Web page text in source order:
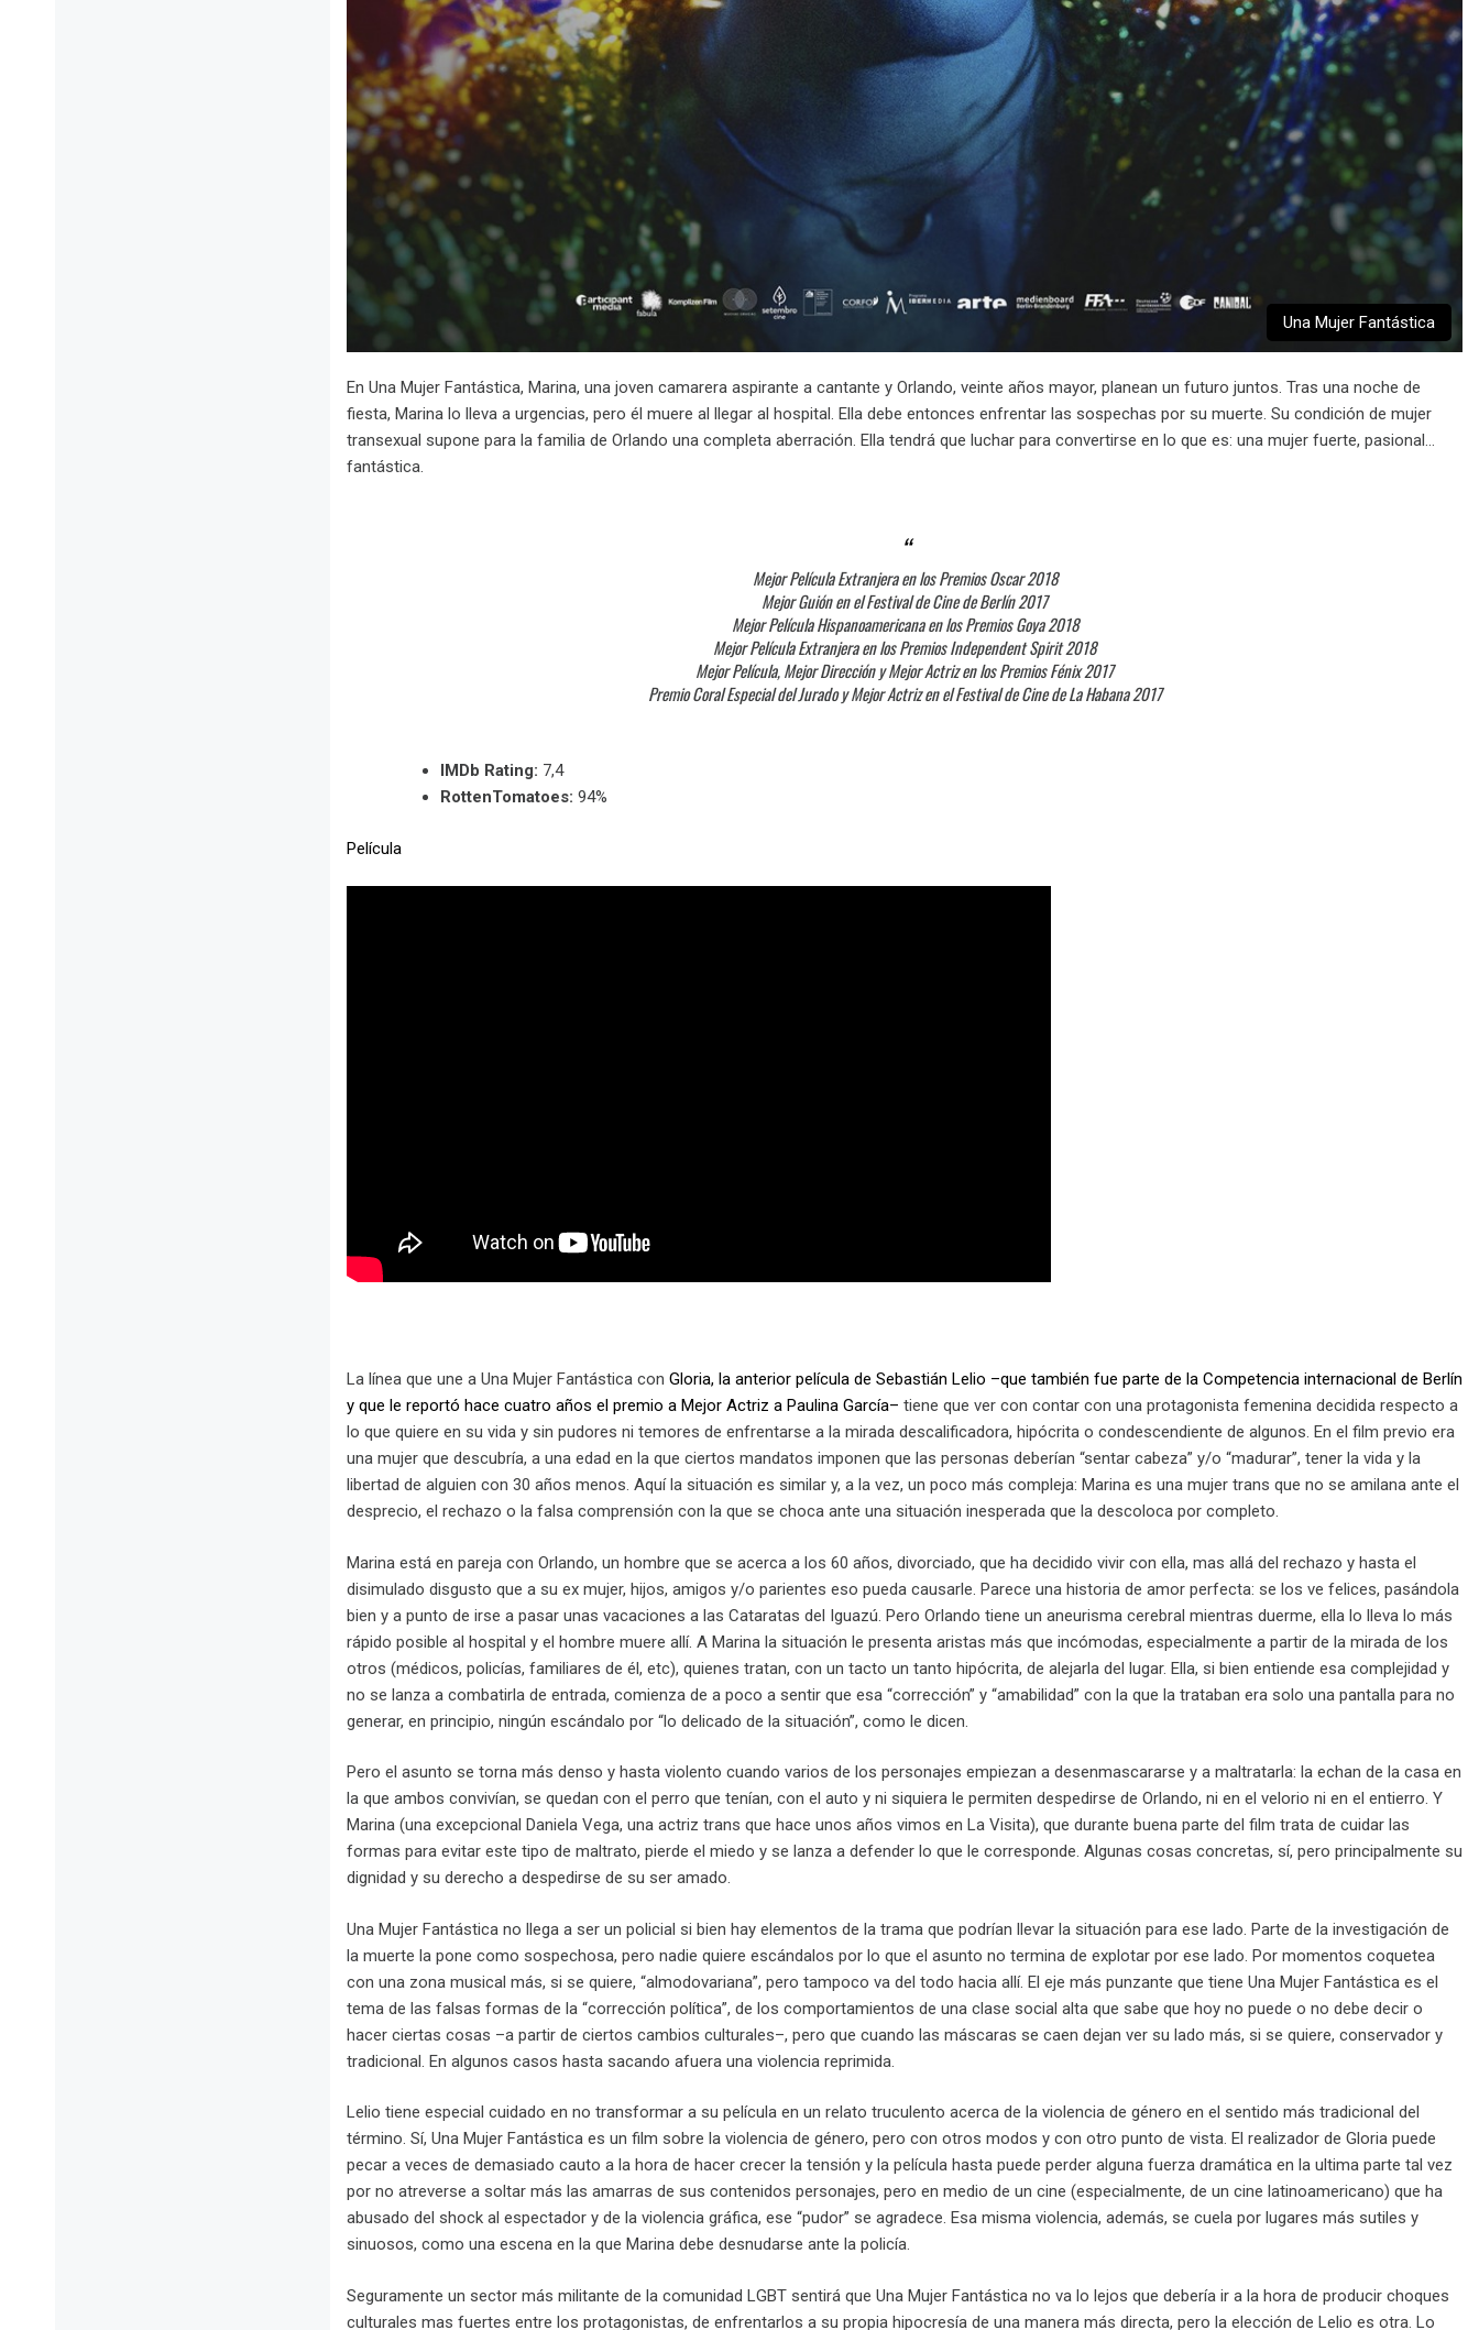
Una Mujer Fantástica
En Una Mujer Fantástica, Marina, una joven camarera aspirante a cantante y Orlando, veinte años mayor, planean un futuro juntos. Tras una noche de
fiesta, Marina lo lleva a urgencias, pero él muere al llegar al hospital. Ella debe entonces enfrentar las sospechas por su muerte. Su condición de mujer
transexual supone para la familia de Orlando una completa aberración. Ella tendrá que luchar para convertirse en lo que es: una mujer fuerte, pasional…
fantástica.
Mejor Película Extranjera en los Premios Oscar 2018
Mejor Guión en el Festival de Cine de Berlín 2017
Mejor Película Hispanoamericana en los Premios Goya 2018
Mejor Película Extranjera en los Premios Independent Spirit 2018
Mejor Película, Mejor Dirección y Mejor Actriz en los Premios Fénix 2017
Premio Coral Especial del Jurado y Mejor Actriz en el Festival de Cine de La Habana 2017
IMDb Rating: 7,4
RottenTomatoes: 94%
Película
La línea que une a Una Mujer Fantástica con Gloria, la anterior película de Sebastián Lelio –que también fue parte de la Competencia internacional de Berlín
y que le reportó hace cuatro años el premio a Mejor Actriz a Paulina García– tiene que ver con contar con una protagonista femenina decidida respecto a
lo que quiere en su vida y sin pudores ni temores de enfrentarse a la mirada descalificadora, hipócrita o condescendiente de algunos. En el film previo era
una mujer que descubría, a una edad en la que ciertos mandatos imponen que las personas deberían “sentar cabeza” y/o “madurar”, tener la vida y la
libertad de alguien con 30 años menos. Aquí la situación es similar y, a la vez, un poco más compleja: Marina es una mujer trans que no se amilana ante el
desprecio, el rechazo o la falsa comprensión con la que se choca ante una situación inesperada que la descoloca por completo.
Marina está en pareja con Orlando, un hombre que se acerca a los 60 años, divorciado, que ha decidido vivir con ella, mas allá del rechazo y hasta el
disimulado disgusto que a su ex mujer, hijos, amigos y/o parientes eso pueda causarle. Parece una historia de amor perfecta: se los ve felices, pasándola
bien y a punto de irse a pasar unas vacaciones a las Cataratas del Iguazú. Pero Orlando tiene un aneurisma cerebral mientras duerme, ella lo lleva lo más
rápido posible al hospital y el hombre muere allí. A Marina la situación le presenta aristas más que incómodas, especialmente a partir de la mirada de los
otros (médicos, policías, familiares de él, etc), quienes tratan, con un tacto un tanto hipócrita, de alejarla del lugar. Ella, si bien entiende esa complejidad y
no se lanza a combatirla de entrada, comienza de a poco a sentir que esa “corrección” y “amabilidad” con la que la trataban era solo una pantalla para no
generar, en principio, ningún escándalo por “lo delicado de la situación”, como le dicen.
Pero el asunto se torna más denso y hasta violento cuando varios de los personajes empiezan a desenmascararse y a maltratarla: la echan de la casa en
la que ambos convivían, se quedan con el perro que tenían, con el auto y ni siquiera le permiten despedirse de Orlando, ni en el velorio ni en el entierro. Y
Marina (una excepcional Daniela Vega, una actriz trans que hace unos años vimos en La Visita), que durante buena parte del film trata de cuidar las
formas para evitar este tipo de maltrato, pierde el miedo y se lanza a defender lo que le corresponde. Algunas cosas concretas, sí, pero principalmente su
dignidad y su derecho a despedirse de su ser amado.
Una Mujer Fantástica no llega a ser un policial si bien hay elementos de la trama que podrían llevar la situación para ese lado. Parte de la investigación de
la muerte la pone como sospechosa, pero nadie quiere escándalos por lo que el asunto no termina de explotar por ese lado. Por momentos coquetea
con una zona musical más, si se quiere, “almodovariana”, pero tampoco va del todo hacia allí. El eje más punzante que tiene Una Mujer Fantástica es el
tema de las falsas formas de la “corrección política”, de los comportamientos de una clase social alta que sabe que hoy no puede o no debe decir o
hacer ciertas cosas –a partir de ciertos cambios culturales–, pero que cuando las máscaras se caen dejan ver su lado más, si se quiere, conservador y
tradicional. En algunos casos hasta sacando afuera una violencia reprimida.
Lelio tiene especial cuidado en no transformar a su película en un relato truculento acerca de la violencia de género en el sentido más tradicional del
término. Sí, Una Mujer Fantástica es un film sobre la violencia de género, pero con otros modos y con otro punto de vista. El realizador de Gloria puede
pecar a veces de demasiado cauto a la hora de hacer crecer la tensión y la película hasta puede perder alguna fuerza dramática en la ultima parte tal vez
por no atreverse a soltar más las amarras de sus contenidos personajes, pero en medio de un cine (especialmente, de un cine latinoamericano) que ha
abusado del shock al espectador y de la violencia gráfica, ese “pudor” se agradece. Esa misma violencia, además, se cuela por lugares más sutiles y
sinuosos, como una escena en la que Marina debe desnudarse ante la policía.
Seguramente un sector más militante de la comunidad LGBT sentirá que Una Mujer Fantástica no va lo lejos que debería ir a la hora de producir choques
culturales mas fuertes entre los protagonistas, de enfrentarlos a su propia hipocresía de una manera más directa, pero la elección de Lelio es otra. Lo